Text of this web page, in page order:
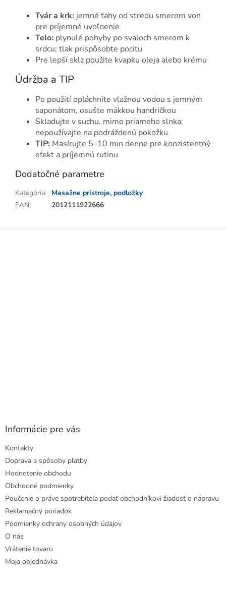
Tvár a krk: jemné ťahy od stredu smerom von
pre príjemné uvoľnenie
Telo: plynulé pohyby po svaloch smerom k
srdcu; tlak prispôsobte pocitu
Pre lepší sklz použite kvapku oleja alebo krému
Údržba a TIP
Po použití opláchnite vlažnou vodou s jemným
saponátom, osušte mäkkou handričkou
Skladujte v suchu, mimo priameho slnka;
nepoužívajte na podráždenú pokožku
TIP: Masírujte 5–10 min denne pre konzistentný
efekt a príjemnú rutinu
Dodatočné parametre
Kategória: Masažne prístroje, podložky
EAN: 2012111922666
Z
Informácie pre vás
Kontakty
Doprava a spôsoby platby
Hodnotenie obchodu
Obchodné podmienky
Poučenie o práve spotrebiteľa podať obchodníkovi žiadosť o nápravu
Reklamačný poriadok
Podmienky ochrany osobných údajov
O nás
Vrátenie tovaru
Moja objednávka